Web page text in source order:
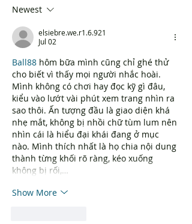
the 2024 Policy Address
Newest
elsiebre.we.r1.6.921
Jul 02
Ball88 hôm bữa mình cũng chỉ ghé thử
cho biết vì thấy mọi người nhắc hoài.
Mình không có chơi hay đọc kỹ gì đâu,
kiểu vào lướt vài phút xem trang nhìn ra
sao thôi. Ấn tượng đầu là giao diện khá
nhẹ mắt, không bị nhồi chữ tùm lum nên
nhìn cái là hiểu đại khái đang ở mục
nào. Mình thích nhất là họ chia nội dung
thành từng khối rõ ràng, kéo xuống
không bị rối,…
Show More